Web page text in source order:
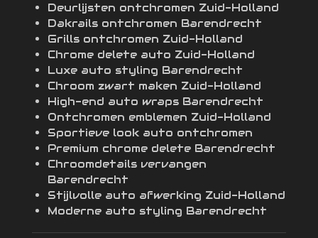
Deurlijsten ontchromen Zuid-Holland
Dakrails ontchromen Barendrecht
Grills ontchromen Zuid-Holland
Chrome delete auto Zuid-Holland
Luxe auto styling Barendrecht
Chroom zwart maken Zuid-Holland
High-end auto wraps Barendrecht
Ontchromen emblemen Zuid-Holland
Sportieve look auto ontchromen
Premium chrome delete Barendrecht
Chroomdetails vervangen
Barendrecht
Stijlvolle auto afwerking Zuid-Holland
Moderne auto styling Barendrecht